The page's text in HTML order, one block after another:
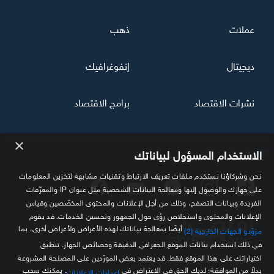
تابعنا
مصدرك الموثوق للمعلومة الاقتصادية
عملات ذهب
ديجيتال إنفوغرافيك
نشرات الاقتصاد برامج الاقتصاد
× الاستخدام المسؤول لبياناتك
نحن وشركاؤنا نستخدم ملفات تعريف الارتباط وتقنيات مشابهة لتخزين المعلومات
على جهازك والوصول إليها ومعالجة البيانات الشخصية مثل عنوان IP والمعرّفات
الفريدة وبيانات التصفح، وذلك من أجل الإعلانات والمحتوى المخصّصين وقياس
الإعلانات والمحتوى واستخلاص رؤى حول الجمهور وتحسين الخدمات. قد يقوم
مزوّدو الجهات الخارجية (2)
أيضًا بمعالجة بياناتك لهذه الأغراض ولأغراض أخرى، بما
في ذلك استخدام بيانات الموقع الجغرافي الدقيقة وخصائص الجهاز. تنطبق
اختياراتك على هذا الموقع فقط. قد يعتمد بعض المورّدين على المصلحة المشروعة
بدلاً من الموافقة؛ لديك الحق في الاعتراض في إعدادات الإعلانات . يمكنك سحب